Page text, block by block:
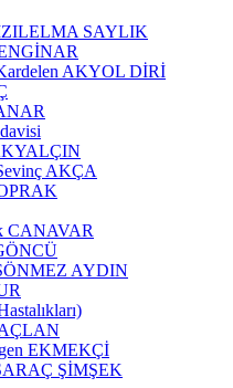
SAYLIK
AKYOL DİRİ
AKÇA
CANAVAR
AYDIN
EKMEKÇİ
ŞİMŞEK